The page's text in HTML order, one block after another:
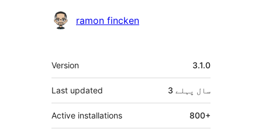
شراکتramon fincken
میٹا
Version 3.1.0
Last updated 3 سال پہلے
Active installations 800+